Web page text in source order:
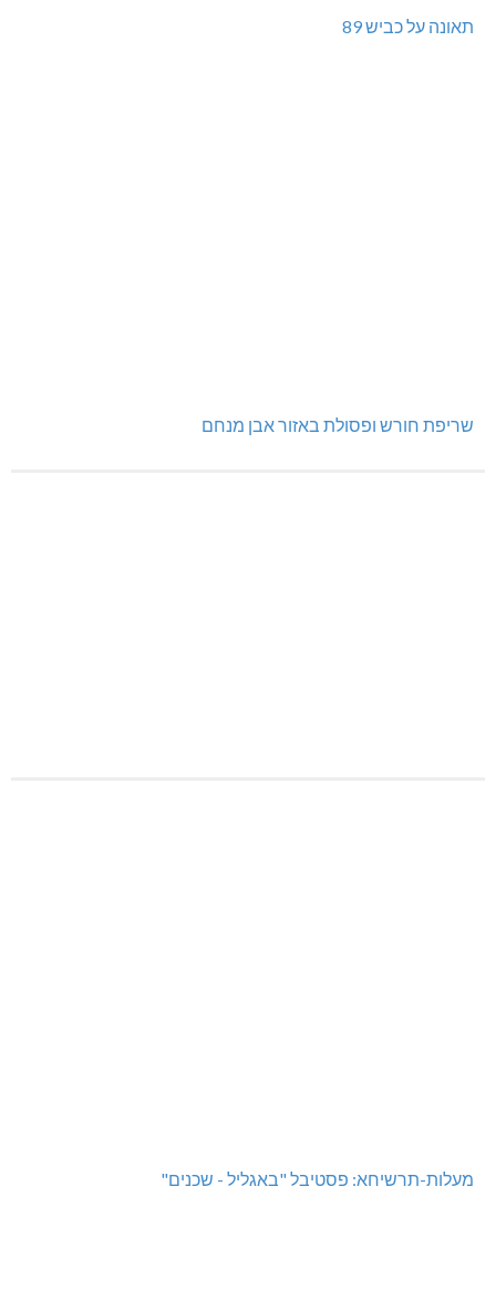
תאונה על כביש 89
שריפת חורש ופסולת באזור אבן מנחם
מעלות-תרשיחא: פסטיבל "באגליל - שכנים"